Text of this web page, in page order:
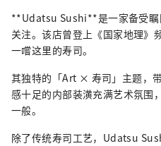
**Udatsu Sushi**是一家备受瞩
关注。该店曾登上《国家地理》
一嚐这里的寿司。
其独特的「Art × 寿司」主题，
感十足的内部装潢充满艺术氛围
一般。
除了传统寿司工艺，Udatsu